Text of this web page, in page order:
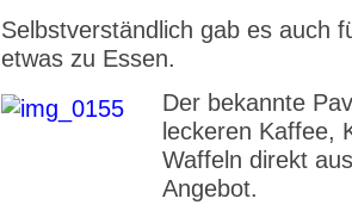
Selbstverständlich gab es auch
etwas zu Essen.
Der bekannte
leckeren Kaffee,
Waffeln direkt
Angebot.